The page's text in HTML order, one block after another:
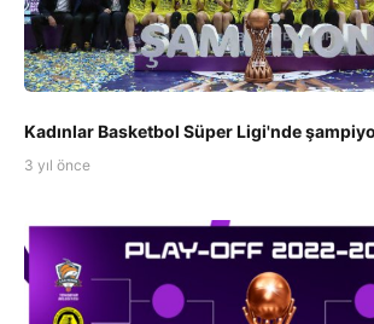
Kadınlar Basketbol Süper Ligi'nde
3 yıl önce